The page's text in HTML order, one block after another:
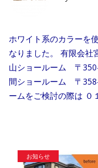
ホワイト系のカラーを
なりました。 有限会
山ショールーム 〒
間ショールーム 〒
ームをご検討の際は ０
お知らせ